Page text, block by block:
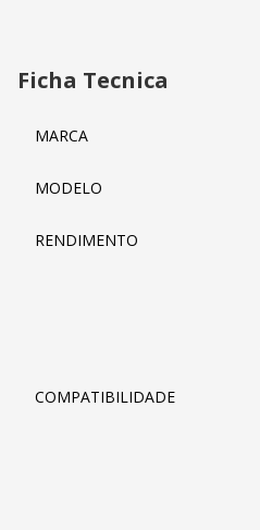
Ficha Tecnica
MARCA
MODELO
RENDIMENTO
COMPATIBILIDADE